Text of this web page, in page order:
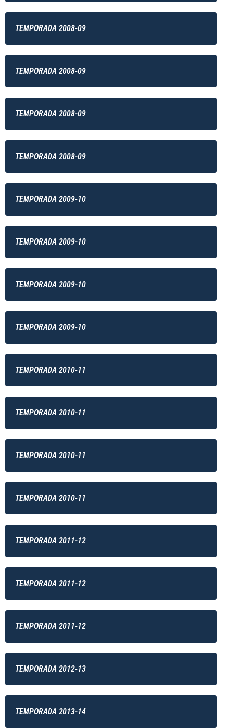
TEMPORADA 2008-09
TEMPORADA 2008-09
TEMPORADA 2008-09
TEMPORADA 2008-09
TEMPORADA 2009-10
TEMPORADA 2009-10
TEMPORADA 2009-10
TEMPORADA 2009-10
TEMPORADA 2010-11
TEMPORADA 2010-11
TEMPORADA 2010-11
TEMPORADA 2010-11
TEMPORADA 2011-12
TEMPORADA 2011-12
TEMPORADA 2011-12
TEMPORADA 2012-13
TEMPORADA 2013-14